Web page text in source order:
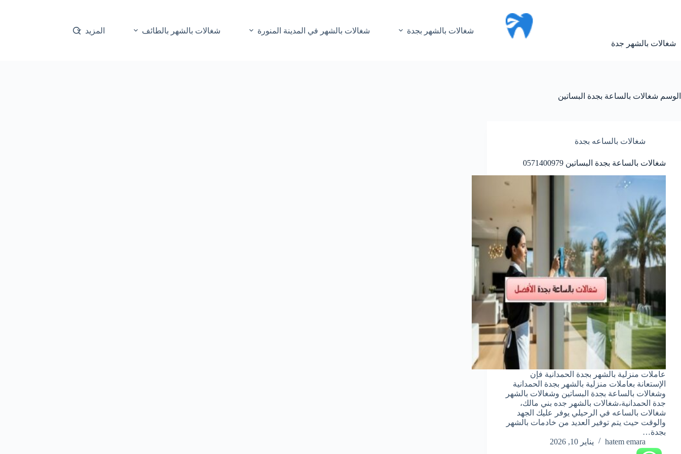
شغالات بالشهر جدة
شغالات بالشهر بجدة شغالات بالشهر في المدينة المنورة شغالات بالشهر بالطائف المزيد
الوسم شغالات بالساعة بجدة البساتين
شغالات بالساعه بجدة
شغالات بالساعة بجدة البساتين 0571400979
عاملات منزلية بالشهر بجدة الحمدانية فإن
الإستعانة بعاملات منزلية بالشهر بجدة الحمدانية
وشغالات بالساعة بجدة البساتين وشغالات بالشهر
جدة الحمدانية،شغالات بالشهر جده بني مالك،
شغالات بالساعه في الرحيلي يوفر عليك الجهد
والوقت حيث يتم توفير العديد من خادمات بالشهر
بجدة…
hatem emara
يناير 10, 2026